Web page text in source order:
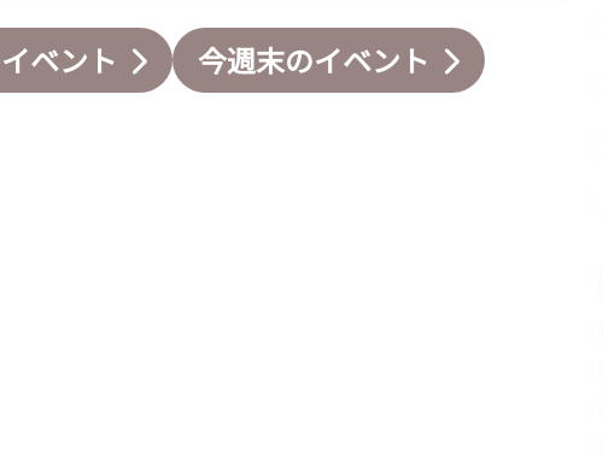
ベント 今週末のイベント